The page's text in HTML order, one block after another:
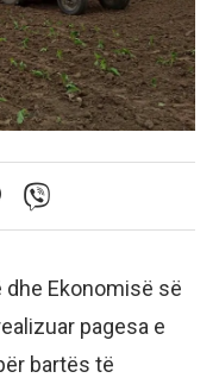
Ekonomisë së
pagesa e
bartës të